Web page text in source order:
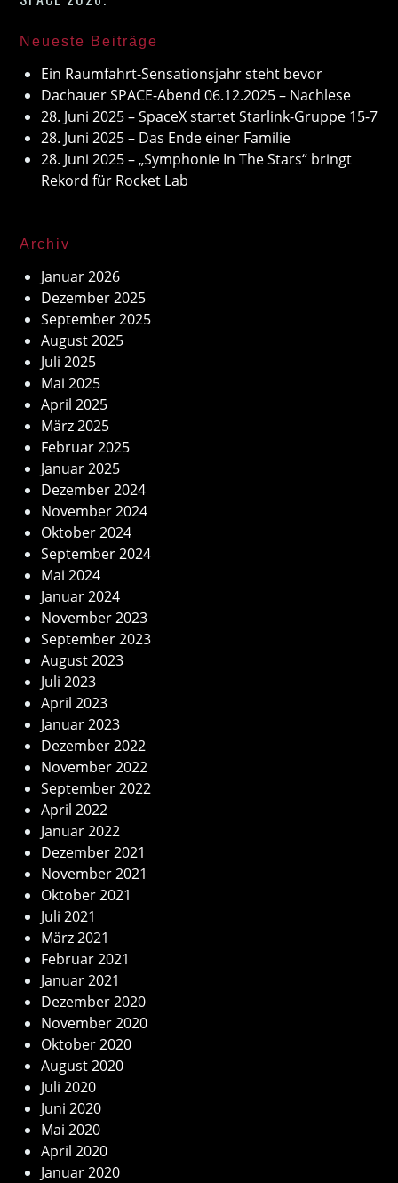
Neueste Beiträge
Ein Raumfahrt-Sensationsjahr steht bevor
Dachauer SPACE-Abend 06.12.2025 – Nachlese
28. Juni 2025 – SpaceX startet Starlink-Gruppe 15-7
28. Juni 2025 – Das Ende einer Familie
28. Juni 2025 – „Symphonie In The Stars“ bringt
Rekord für Rocket Lab
Archiv
Januar 2026
Dezember 2025
September 2025
August 2025
Juli 2025
Mai 2025
April 2025
März 2025
Februar 2025
Januar 2025
Dezember 2024
November 2024
Oktober 2024
September 2024
Mai 2024
Januar 2024
November 2023
September 2023
August 2023
Juli 2023
April 2023
Januar 2023
Dezember 2022
November 2022
September 2022
April 2022
Januar 2022
Dezember 2021
November 2021
Oktober 2021
Juli 2021
März 2021
Februar 2021
Januar 2021
Dezember 2020
November 2020
Oktober 2020
August 2020
Juli 2020
Juni 2020
Mai 2020
April 2020
Januar 2020